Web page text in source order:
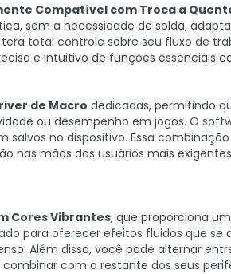
Compatível com Troca a
sem a necessidade de solda,
total controle sobre seu fluxo de
e intuitivo de funções essenciais
de Macro dedicadas, permitindo
ou desempenho em jogos. O
no dispositivo. Essa
nas mãos dos usuários mais
Cores Vibrantes, que proporciona
para oferecer efeitos fluidos que se
Além disso, você pode alternar
com o restante dos seus